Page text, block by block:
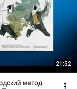
21:52
метод.